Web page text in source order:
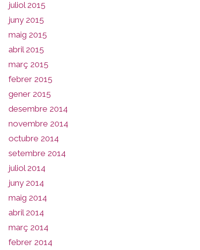
juliol 2015
juny 2015
maig 2015
abril 2015
març 2015
febrer 2015
gener 2015
desembre 2014
novembre 2014
octubre 2014
setembre 2014
juliol 2014
juny 2014
maig 2014
abril 2014
març 2014
febrer 2014